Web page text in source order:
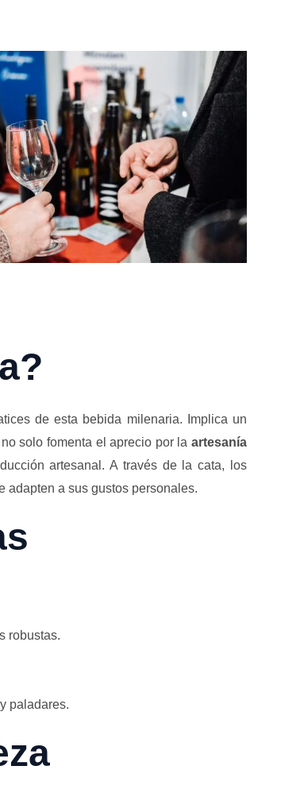
de esta bebida milenaria. Implica un
solo fomenta el aprecio por laartesanía
artesanal. A través de la cata, los
adapten a sus gustos personales.
robustas.
paladares.